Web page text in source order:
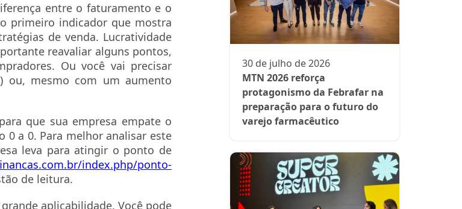
entre o faturamento e o
primeiro indicador que mostra
de venda. Lucratividade
reavaliar alguns pontos,
Ou você vai precisar
ou, mesmo com um aumento
que sua empresa empate o
0 a 0. Para melhor analisar este
leva para atingir o ponto de
index.php/ponto-
de leitura.
aplicabilidade. Você pode
30 de julho de 2026
MTN 2026 reforça
protagonismo da Febrafar na
preparação para o futuro do
varejo farmacêutico